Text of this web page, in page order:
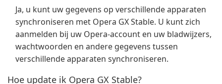
Ja, u kunt uw gegevens op verschillende apparaten
synchroniseren met Opera GX Stable. U kunt zich
aanmelden bij uw Opera-account en uw bladwijzers,
wachtwoorden en andere gegevens tussen
verschillende apparaten synchroniseren.
Hoe update ik Opera GX Stable?